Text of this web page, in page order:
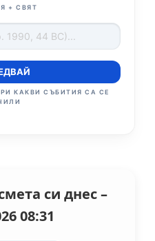
+ СВЯТ
КАКВИ СЪБИТИЯ СА СЕ
си днес –
08:31